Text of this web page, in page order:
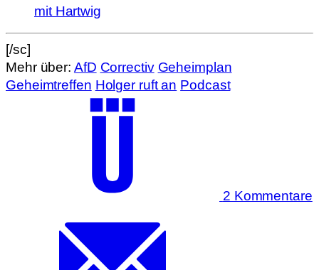
mit Hartwig
[/sc]
Mehr über: AfD Correctiv Geheimplan
Geheimtreffen Holger ruft an Podcast
2 Kommentare